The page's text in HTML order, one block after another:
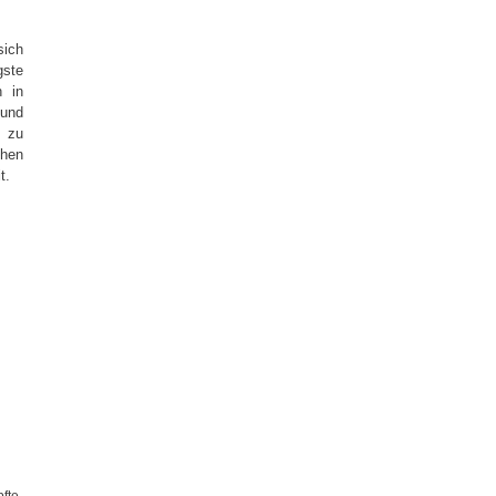
in
zu